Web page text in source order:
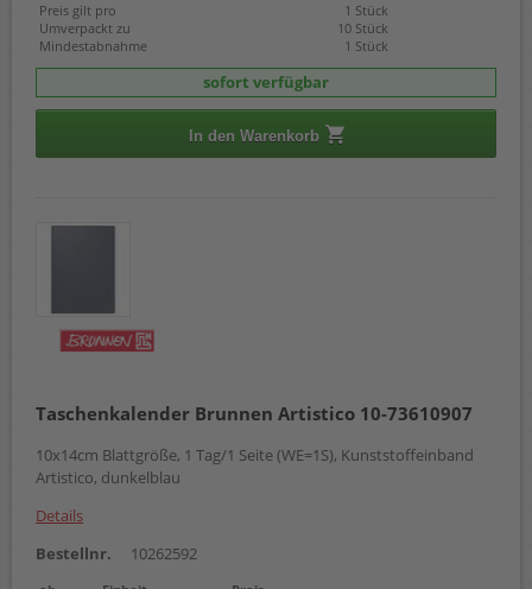
Preis gilt pro
1 Stück
Umverpackt zu
10 Stück
Mindestabnahme
1 Stück
sofort verfügbar
In den Warenkorb
Taschenkalender Brunnen Artistico 10-73610907
10x14cm Blattgröße, 1 Tag/1 Seite (WE=1S), Kunststoffeinband
Artistico, dunkelblau
Details
Bestellnr.
10262592